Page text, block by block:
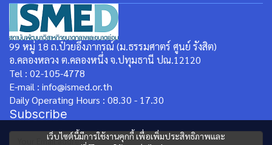
เว็บไซต์นี้มีการใช้งานคุกกี้ เพื่อเพิ่มประสิทธิภาพและ
99 หมู่ 18 ถ.ป๋วยอึ๊งภากรณ์ (ม.ธรรมศาตร์ ศูนย์ รังสิต)
อ.คลองหลวง ต.คลองหนึ่ง จ.ปทุมธานี ปณ.12120
Tel : 02-105-4778
E-mail : info@ismed.or.th
Daily Operating Hours : 08.30 - 17.30
Subscribe